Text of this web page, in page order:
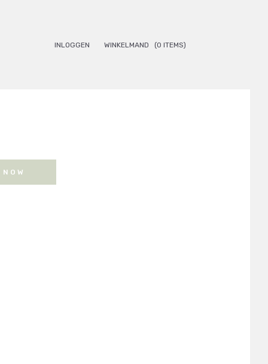
INLOGGEN WINKELMAND (0 ITEMS)